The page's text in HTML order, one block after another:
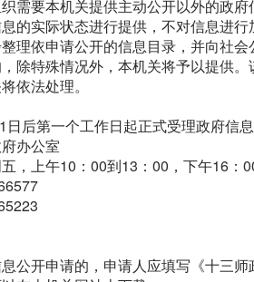
需要本机关提供主动公开以外的政
的实际状态进行提供，不对信息进行
理依申请公开的信息目录，并向社
除特殊情况外，本机关将予以提供
依法处理。
后第一个工作日起正式受理政府信息
办公室
，上午10：00到13：00，下午16：
公开申请的，申请人应填写《十三